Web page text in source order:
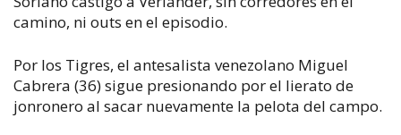
camino, ni outs en el episodio.
Por los Tigres, el antesalista venezolano Miguel
Cabrera (36) sigue presionando por el lierato de
jonronero al sacar nuevamente la pelota del campo.